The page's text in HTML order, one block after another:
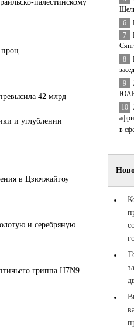
палестинскому
42 млрд
и углублении
в Цзючжайгоу
и серебряную
гриппа H7N9
6
7
8
9
10
в